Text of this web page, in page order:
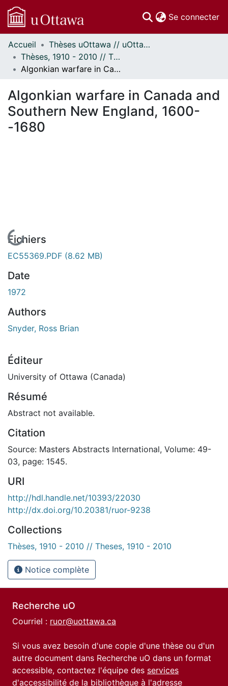
Se connecter
Communautés
et collections
Parcourir
À propos
Accueil
Thèses uOttawa // uOttawa Theses
Thèses, 1910 - 2010 // Theses, 1910 - 2010
Algonkian warfare in Canada and Southern New England, 1600--1680
Algonkian warfare in Canada and
Southern New England, 1600-
-1680
En cours de chargement...
Fichiers
EC55369.PDF (8.62 MB)
Date
1972
Authors
Snyder, Ross Brian
Éditeur
University of Ottawa (Canada)
Résumé
Abstract not available.
Citation
Source: Masters Abstracts International, Volume: 49-
03, page: 1545.
URI
http://hdl.handle.net/10393/22030
http://dx.doi.org/10.20381/ruor-9238
Collections
Thèses, 1910 - 2010 // Theses, 1910 - 2010
Notice complète
Recherche uO
Courriel : ruor@uottawa.ca
Si vous avez besoin d'une copie d'une thèse ou d'un
autre document dans Recherche uO dans un format
accessible, contactez l'équipe des services
d'accessibilité de la bibliothèque à l'adresse